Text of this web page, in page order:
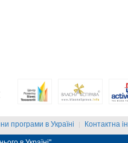
програми в Україні | Контактна